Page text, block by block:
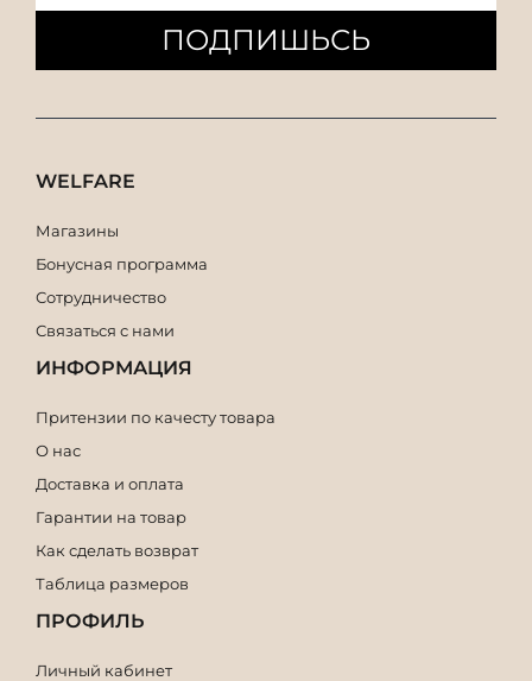
ПОДПИШЬСЬ
WELFARE
Магазины
Бонусная программа
Сотрудничество
Связаться с нами
ИНФОРМАЦИЯ
Притензии по качесту товара
О нас
Доставка и оплата
Гарантии на товар
Как сделать возврат
Таблица размеров
ПРОФИЛЬ
Личный кабинет